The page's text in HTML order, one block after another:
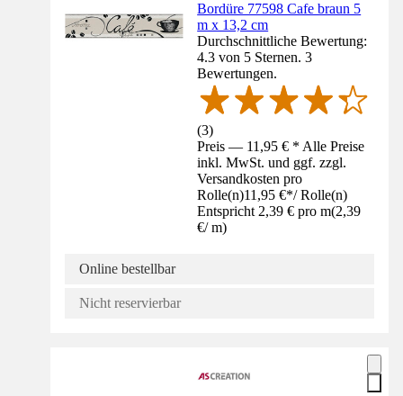
Bordüre 77598 Cafe braun 5
m x 13,2 cm
Durchschnittliche Bewertung:
4.3 von 5 Sternen. 3
Bewertungen.
(3)
Preis — 11,95 € * Alle Preise
inkl. MwSt. und ggf. zzgl.
Versandkosten pro
Rolle(n)11,95 €*/ Rolle(n)
Entspricht 2,39 € pro m(2,39
€/ m)
Online bestellbar
Nicht reservierbar